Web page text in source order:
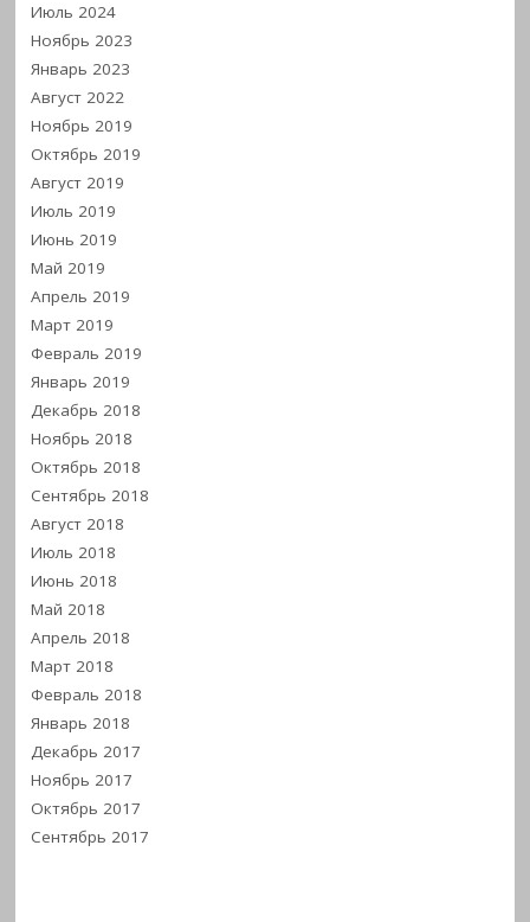
Июль 2024
Ноябрь 2023
Январь 2023
Август 2022
Ноябрь 2019
Октябрь 2019
Август 2019
Июль 2019
Июнь 2019
Май 2019
Апрель 2019
Март 2019
Февраль 2019
Январь 2019
Декабрь 2018
Ноябрь 2018
Октябрь 2018
Сентябрь 2018
Август 2018
Июль 2018
Июнь 2018
Май 2018
Апрель 2018
Март 2018
Февраль 2018
Январь 2018
Декабрь 2017
Ноябрь 2017
Октябрь 2017
Сентябрь 2017